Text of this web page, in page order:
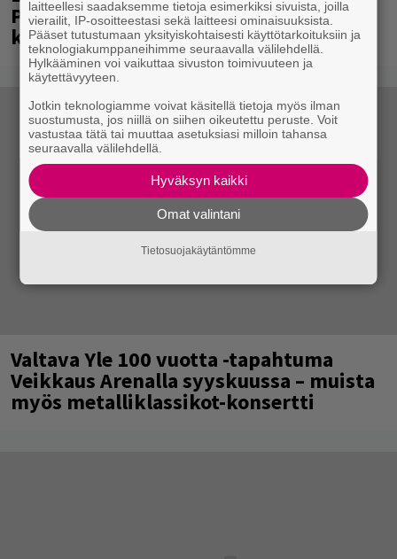
Paavo Arhinmäki jälleen spraypullo
kädessä – näitä puolueita ei kiinnosta
Valtava Yle 100 vuotta -tapahtuma
Veikkaus Arenalla syyskuussa – muista
myös metalliklassikot-konsertti
laitteellesi saadaksemme tietoja esimerkiksi sivuista, joilla
vierailit, IP-osoitteestasi sekä laitteesi ominaisuuksista.
Pääset tutustumaan yksityiskohtaisesti käyttötarkoituksiin ja
teknologiakumppaneihimme seuraavalla välilehdellä.
Hylkääminen voi vaikuttaa sivuston toimivuuteen ja
käytettävyyteen.
Jotkin teknologiamme voivat käsitellä tietoja myös ilman
suostumusta, jos niillä on siihen oikeutettu peruste. Voit
vastustaa tätä tai muuttaa asetuksiasi milloin tahansa
seuraavalla välilehdellä.
Hyväksyn kaikki
Omat valintani
Tietosuojakäytäntömme